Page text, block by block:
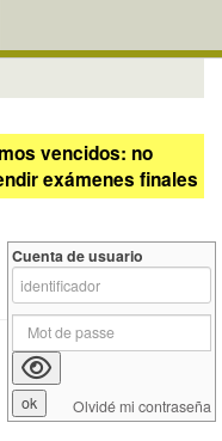
vencidos: no
exámenes finales
Cuenta de usuario
Olvidé mi contraseña